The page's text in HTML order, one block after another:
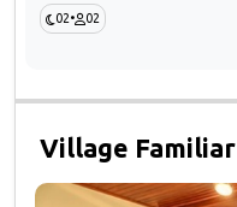
02• 02
Village Familiar